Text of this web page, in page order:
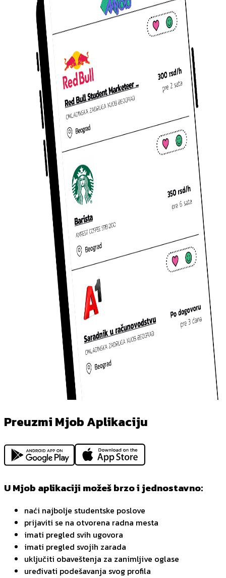
Preuzmi Mjob Aplikaciju
U Mjob aplikaciji možeš brzo i jednostavno:
naći najbolje studentske poslove
prijaviti se na otvorena radna mesta
imati pregled svih ugovora
imati pregled svojih zarada
uključiti obaveštenja za zanimljive oglase
uređivati podešavanja svog profila